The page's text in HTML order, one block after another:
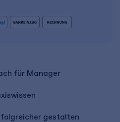
für Manager
gestalten